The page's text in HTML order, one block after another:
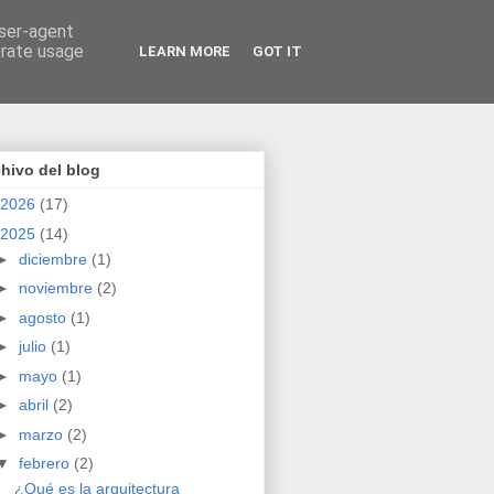
del blog
2026 (17)
2025 (14)
diciembre (1)
noviembre (2)
agosto (1)
julio (1)
mayo (1)
abril (2)
marzo (2)
febrero (2)
¿Qué es la arquitectura
agent
usage
LEARN MORE GOT IT